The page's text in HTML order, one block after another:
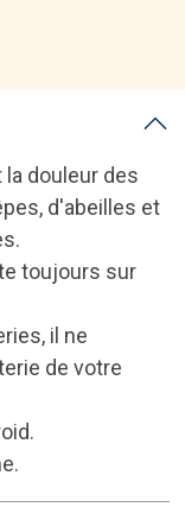
douleur des
d'abeilles et
toujours sur
il ne
de votre